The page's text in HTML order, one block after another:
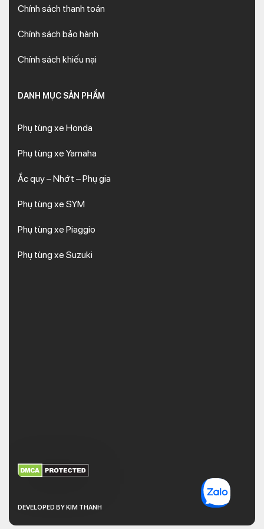
Chính sách thanh toán
Chính sách bảo hành
Chính sách khiếu nại
DANH MỤC SẢN PHẨM
Phụ tùng xe Honda
Phụ tùng xe Yamaha
Ắc quy – Nhớt – Phụ gia
Phụ tùng xe SYM
Phụ tùng xe Piaggio
Phụ tùng xe Suzuki
DEVELOPED BY KIM THANH
XEM THÊM